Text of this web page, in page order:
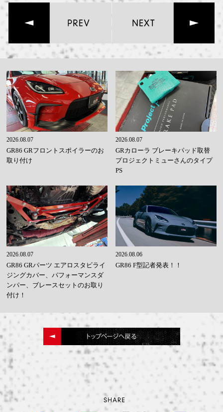
2026.08.07
GR86 GRフロントスポイラーのお
取り付け
2026.08.07
GRカローラ ブレーキパッド取替
プロジェクトミューさんのタイプ
PS
2026.08.07
GR86 GRパーツ エアロスタビライ
ジングカバー、パフォーマンスダ
ンパー、ブレースセットのお取り
付け！
2026.08.06
GR86 F型記者発表！！